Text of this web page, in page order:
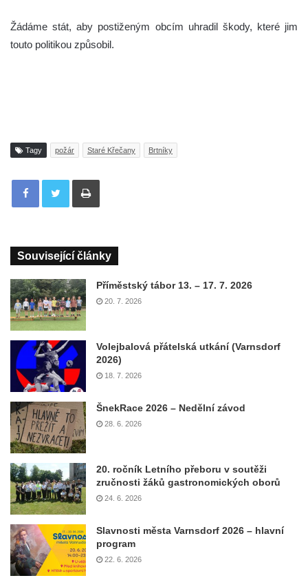
Žádáme stát, aby postiženým obcím uhradil škody, které jim
touto politikou způsobil.
Tagy požár Staré Křečany Brtníky
Tisknout
Související články
Příměstský tábor 13. – 17. 7. 2026
20. 7. 2026
Volejbalová přátelská utkání (Varnsdorf
2026)
18. 7. 2026
ŠnekRace 2026 – Nedělní závod
28. 6. 2026
20. ročník Letního přeboru v soutěži
zručnosti žáků gastronomických oborů
24. 6. 2026
Slavnosti města Varnsdorf 2026 – hlavní
program
22. 6. 2026